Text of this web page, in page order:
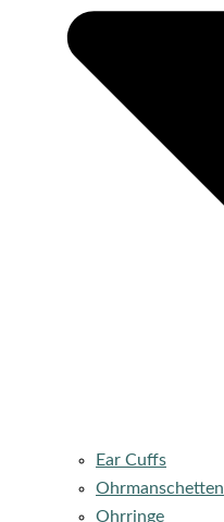
Ear Cuffs
Ohrmanschetten
Ohrringe